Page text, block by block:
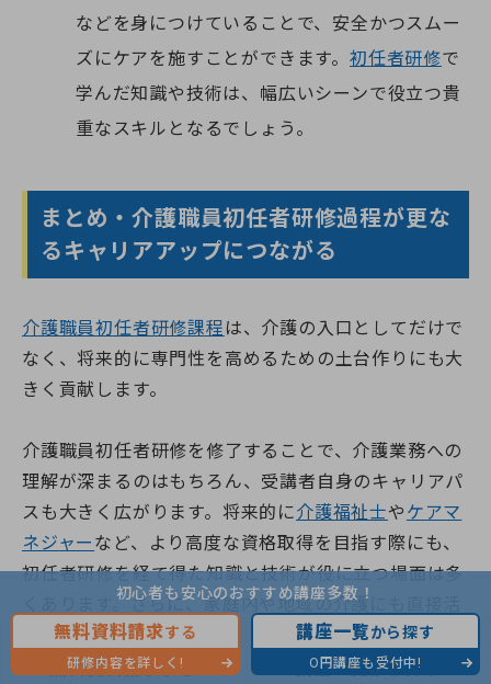
無料資料請求する 講座一覧から探す
初心者も安心のおすすめ講座多数！
無料資料請求する
研修内容を詳しく!
講座一覧から探す
0円講座も受付中!
などを身につけていることで、安全かつスムー
ズにケアを施すことができます。初任者研修で
学んだ知識や技術は、幅広いシーンで役立つ貴
重なスキルとなるでしょう。
まとめ・介護職員初任者研修過程が更な
るキャリアアップにつながる
介護職員初任者研修課程 は、介護の入口としてだけで
なく、将来的に専門性を高めるための土台作りにも大
きく貢献します。
介護職員初任者研修を修了することで、介護業務への
理解が深まるのはもちろん、受講者自身のキャリアパ
スも大きく広がります。将来的に介護福祉士や ケアマ
ネジャー など、より高度な資格取得を目指す際にも、
初任者研修を経て得た知識と技術が役に立つ場面は多
くあります。さらに、家庭内や地域の介護にも直接活
かせるため、受講する価値は非常に大きいでしょう。